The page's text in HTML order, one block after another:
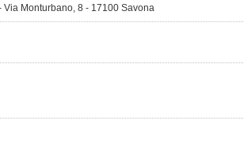
Monturbano, 8 - 17100 Savona